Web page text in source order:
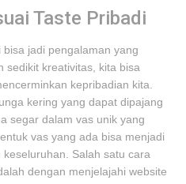
Taste Pribadi
jadi pengalaman yang
sedikit kreativitas, kita bisa
kepribadian kita.
kering yang dapat dipajang
segar dalam vas unik yang
vas yang ada bisa menjadi
Salah satu cara
dengan menjelajahi website